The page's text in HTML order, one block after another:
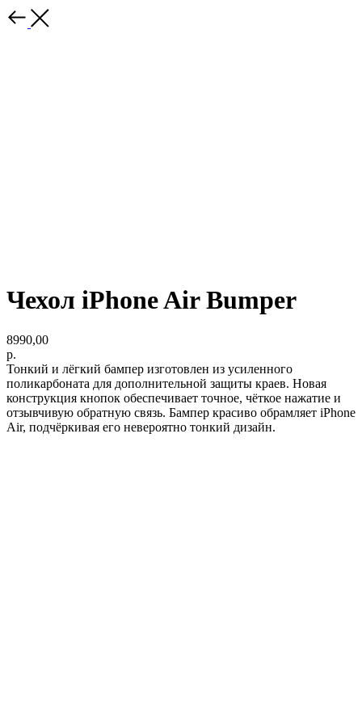
Чехол iPhone Air Bumper
8990,00
р.
Тонкий и лёгкий бампер изготовлен из усиленного
поликарбоната для дополнительной защиты краев. Новая
конструкция кнопок обеспечивает точное, чёткое нажатие и
отзывчивую обратную связь. Бампер красиво обрамляет iPhone
Air, подчёркивая его невероятно тонкий дизайн.